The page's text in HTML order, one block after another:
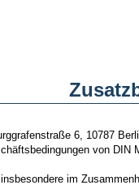
6, 10787
von DIN
im